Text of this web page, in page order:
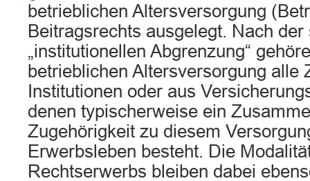
betrieblichen Altersversorgung
Beitragsrechts ausgelegt. Nach der
„institutionellen Abgrenzung“
betrieblichen Altersversorgung alle
Institutionen oder aus
denen typischerweise ein
Zugehörigkeit zu diesem
Erwerbsleben besteht. Die
Rechtserwerbs bleiben dabei